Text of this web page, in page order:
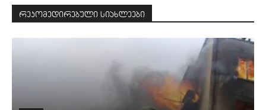
რეკომედირებული სიახლეები